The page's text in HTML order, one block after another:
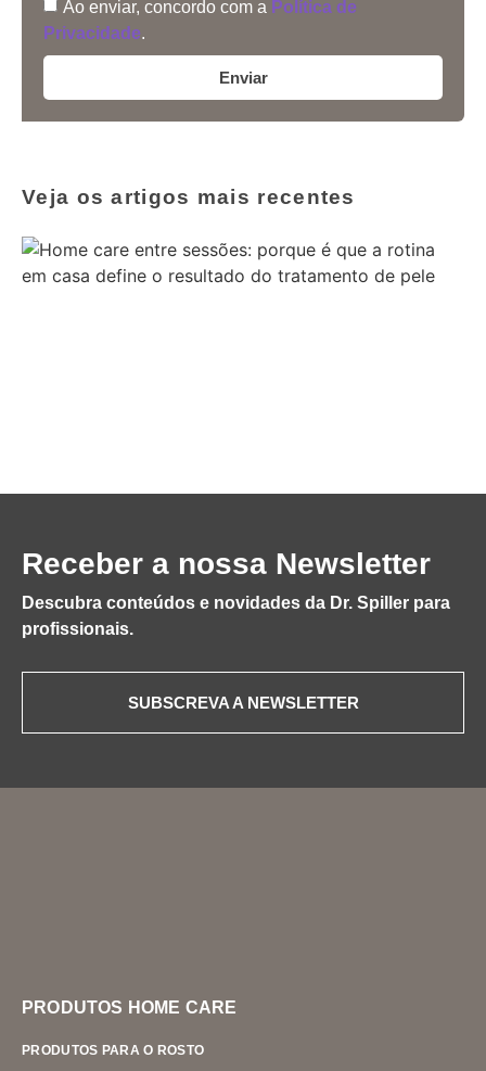
Ao enviar, concordo com a Política de
Privacidade.
Enviar
Veja os artigos mais recentes
Receber a nossa Newsletter
Descubra conteúdos e novidades da Dr. Spiller para
profissionais.
SUBSCREVA A NEWSLETTER
PRODUTOS HOME CARE
PRODUTOS PARA O ROSTO